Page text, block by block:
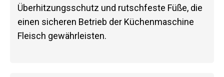
Überhitzungsschutz und rutschfeste Füße, die
einen sicheren Betrieb der Küchenmaschine
Fleisch gewährleisten.